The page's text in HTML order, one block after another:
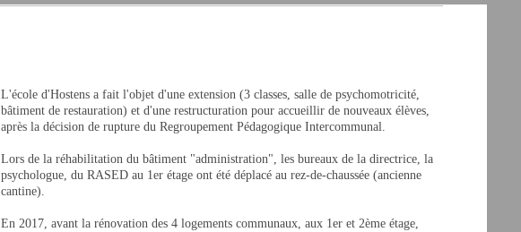
L'école d'Hostens a fait l'objet d'une extension (3 classes, salle de psychomotricité,
bâtiment de restauration) et d'une restructuration pour accueillir de nouveaux élèves,
après la décision de rupture du Regroupement Pédagogique Intercommunal.
Lors de la réhabilitation du bâtiment "administration", les bureaux de la directrice, la
psychologue, du RASED au 1er étage ont été déplacé au rez-de-chaussée (ancienne
cantine).
En 2017, avant la rénovation des 4 logements communaux, aux 1er et 2ème étage,